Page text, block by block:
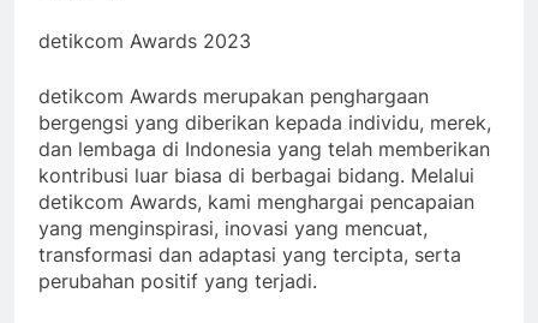
detikcom Awards 2023
detikcom Awards merupakan penghargaan
bergengsi yang diberikan kepada individu, merek,
dan lembaga di Indonesia yang telah memberikan
kontribusi luar biasa di berbagai bidang. Melalui
detikcom Awards, kami menghargai pencapaian
yang menginspirasi, inovasi yang mencuat,
transformasi dan adaptasi yang tercipta, serta
perubahan positif yang terjadi.